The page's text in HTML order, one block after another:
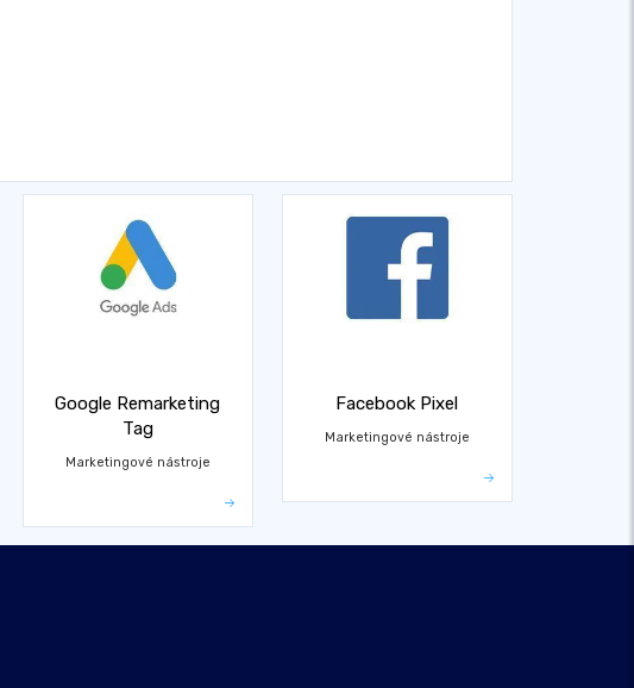
Google Remarketing
Tag
Marketingové nástroje
Facebook Pixel
Marketingové nástroje